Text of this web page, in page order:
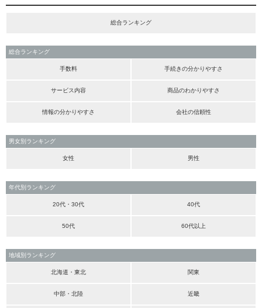
総合ランキング
総合ランキング
手数料 手続きの分かりやすさ
サービス内容 商品のわかりやすさ
情報の分かりやすさ 会社の信頼性
男女別ランキング
女性 男性
年代別ランキング
20代・30代 40代
50代 60代以上
地域別ランキング
北海道・東北 関東
中部・北陸 近畿